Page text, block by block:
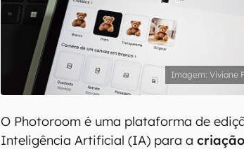
Viviane
O Photoroom é uma plataforma de
Inteligência Artificial (IA) para a